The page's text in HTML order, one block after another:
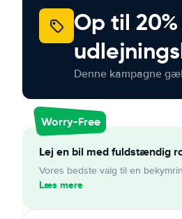
Op til
Denne kampagne
Worry-Free
Lej en bil med fuldstændig
Vores bedste valg til en
Læs mere